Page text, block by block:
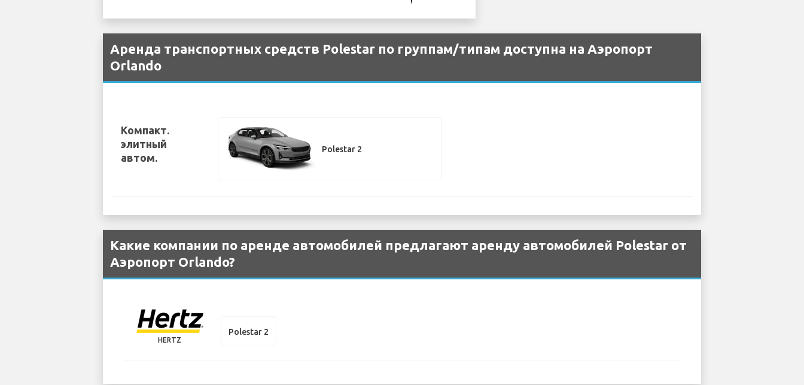
Аренда транспортных средств Polestar по группам/типам доступна на Аэропорт
Orlando
Компакт.
элитный
автом.
Polestar 2
Какие компании по аренде автомобилей предлагают аренду автомобилей Polestar от
Аэропорт Orlando?
HERTZ
Polestar 2